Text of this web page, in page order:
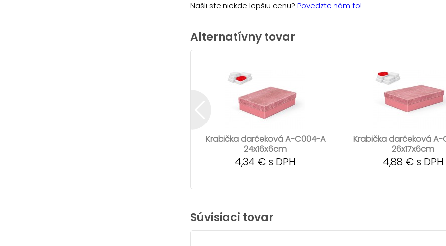
Našli ste niekde lepšiu cenu? Povedzte nám to!
Alternatívny tovar
Krabička darčeková A-C004-A
24x16x6cm
4,34 € s DPH
Krabička darčeková A-
26x17x6cm
4,88 € s DPH
Súvisiaci tovar